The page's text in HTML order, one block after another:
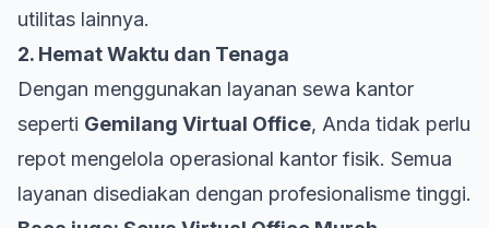
utilitas lainnya.
2. Hemat Waktu dan Tenaga
Dengan menggunakan layanan sewa kantor
seperti Gemilang Virtual Office, Anda tidak perlu
repot mengelola operasional kantor fisik. Semua
layanan disediakan dengan profesionalisme tinggi.